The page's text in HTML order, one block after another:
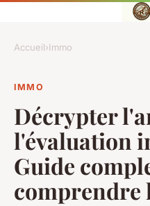
Accueil›Immo
IMMO
Décrypter
l'évaluation
Guide
comprendre